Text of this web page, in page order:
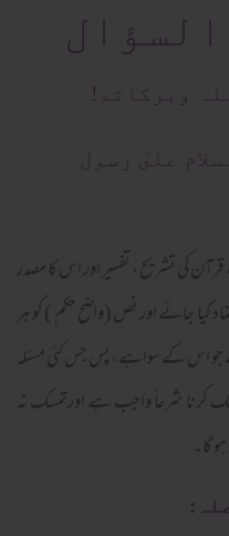
وبرکاته!
علىٰ رسول
کی تشریح ، تفسیر اور اس کا مصدر
کیا جائے اور نص (واضح حکم ) کو ہر
جو اس کے سواہے ،پس جس کئی مسئلہ
شرعاً واجب ہے اورتمسک نہ
گا۔